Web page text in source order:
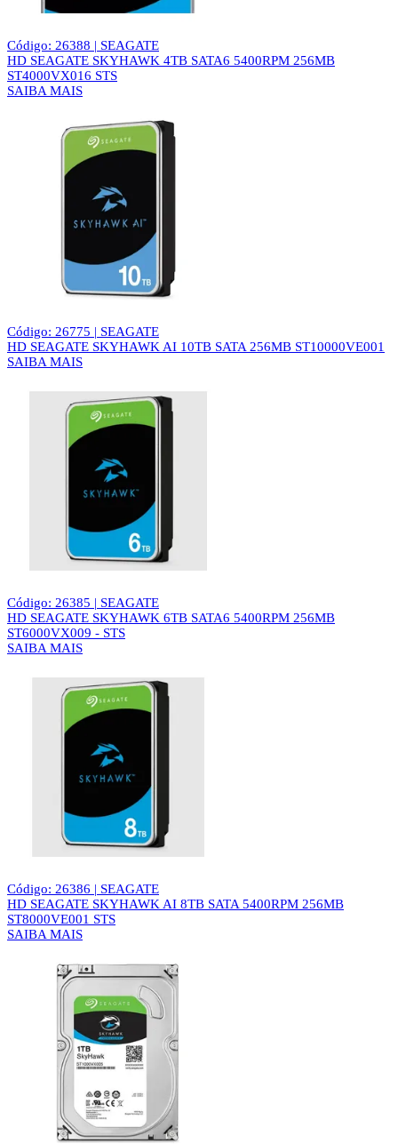
Código: 26388 | SEAGATE
HD SEAGATE SKYHAWK 4TB SATA6 5400RPM 256MB
ST4000VX016 STS
SAIBA MAIS
Código: 26775 | SEAGATE
HD SEAGATE SKYHAWK AI 10TB SATA 256MB ST10000VE001
SAIBA MAIS
Código: 26385 | SEAGATE
HD SEAGATE SKYHAWK 6TB SATA6 5400RPM 256MB
ST6000VX009 - STS
SAIBA MAIS
Código: 26386 | SEAGATE
HD SEAGATE SKYHAWK AI 8TB SATA 5400RPM 256MB
ST8000VE001 STS
SAIBA MAIS